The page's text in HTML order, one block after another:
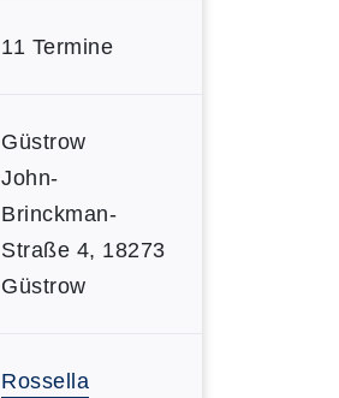
11 Termine
Güstrow
John-
Brinckman-
Straße 4, 18273
Güstrow
Rossella